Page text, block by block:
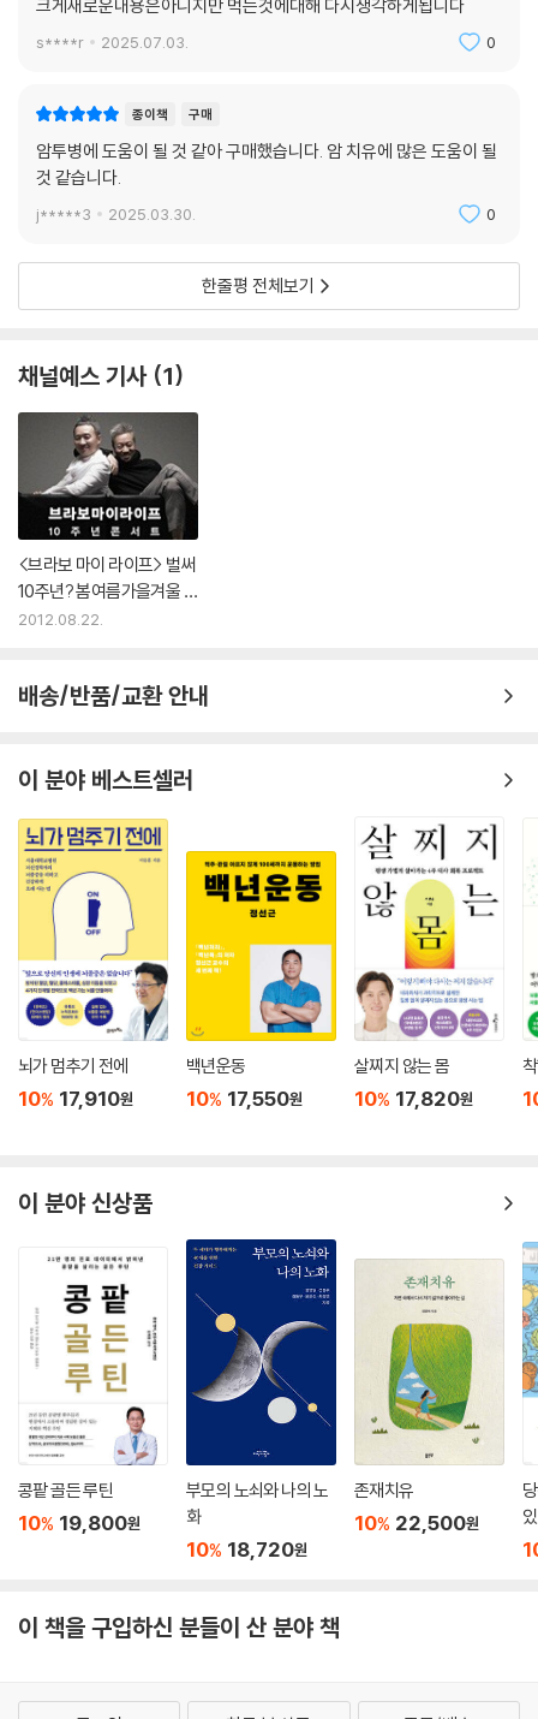
크게새로운내용은아니지만 먹는것에대해 다시생각하게됩니다
s****r 2025.07.03. 0
종이책 구매
암투병에 도움이 될 것 같아 구매했습니다. 암 치유에 많은 도움이 될
것 같습니다.
j*****3 2025.03.30. 0
한줄평 전체보기
채널예스 기사 1
<브라보 마이 라이프> 벌써
10주년? 봄여름가을겨울 오
마주 콘서트!
2012.08.22.
배송/반품/교환 안내
이 분야 베스트셀러
뇌가 멈추기 전에
10% 17,910원
백년운동
10% 17,550원
살찌지 않는 몸
10% 17,820원
이 분야 신상품
콩팥 골든 루틴
10% 19,800원
부모의 노쇠와 나의 노
화
10% 18,720원
존재치유
10% 22,500원
이 책을 구입하신 분들이 산 분야 책